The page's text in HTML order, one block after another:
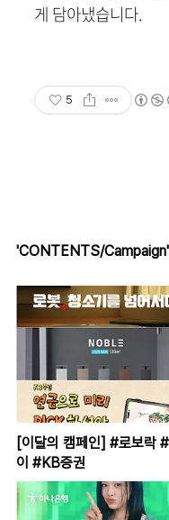
게 담아냈습니다.
5
'CONTENTS/Campaign'
[이달의 캠페인] #로보락 #
이 #KB증권